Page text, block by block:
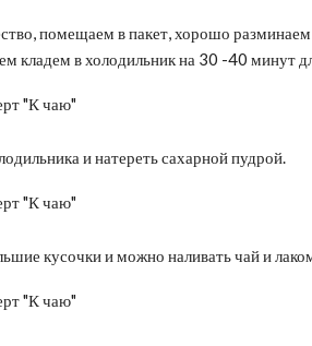
помещаем в пакет, хорошо
кладем в холодильник на 30 -40 минут
и натереть сахарной пудрой.
кусочки и можно наливать чай и